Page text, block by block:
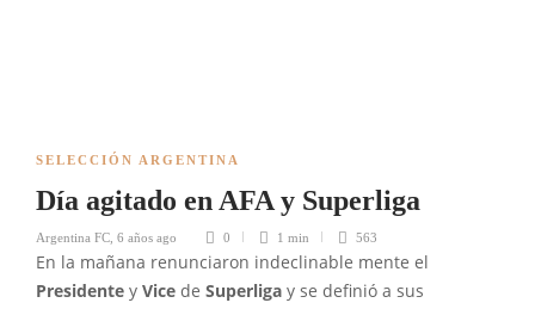
SELECCIÓN ARGENTINA
Día agitado en AFA y Superliga
Argentina FC 6 años ago 0 1 min 563
En la mañana renunciaron indeclinable mente el
Presidente y Vice de Superliga y se definió a sus